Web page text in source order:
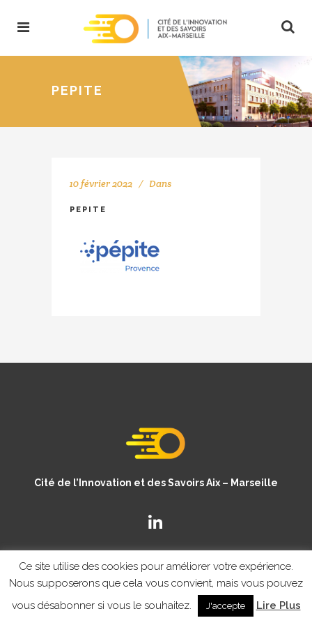
PEPITE
10 février 2022 Dans
PEPITE
Cité de l’Innovation et des Savoirs Aix – Marseille
© Copyright CISAM 2020- MENTIONS LEGALES
Ce site utilise des cookies pour améliorer votre expérience.
Nous supposerons que cela vous convient, mais vous pouvez
vous désabonner si vous le souhaitez.
J'accepte Lire Plus